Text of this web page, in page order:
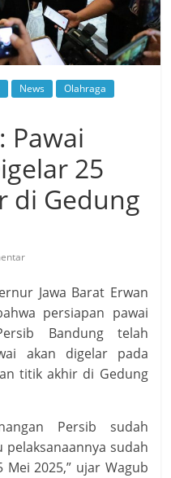
News
Olahraga
Pawai
25
di Gedung
Jawa Barat Erwan
persiapan pawai
Bandung telah
akan digelar pada
titik akhir di Gedung
Persib sudah
sudah
2025,” ujar Wagub